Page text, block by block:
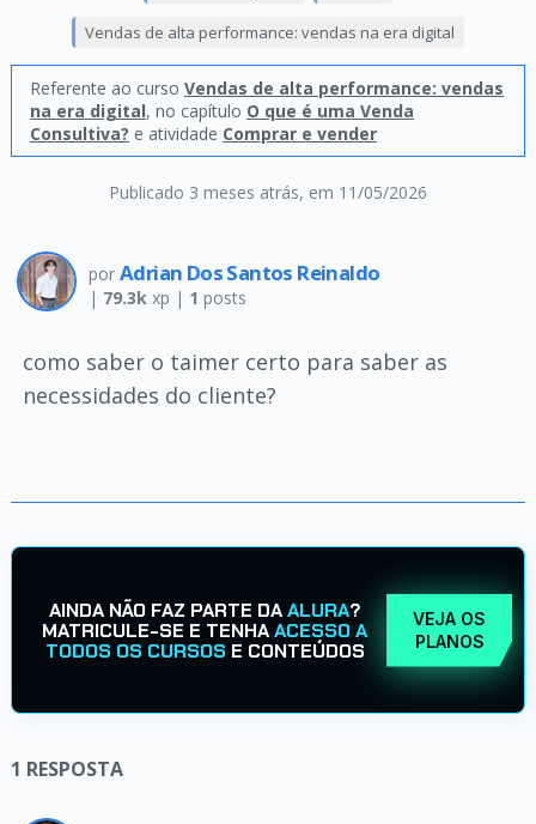
Publicado 3 meses atrás, em 11/05/2026
Vendas de alta performance: vendas na era digital
Referente ao curso Vendas de alta performance: vendas
na era digital, no capítulo O que é uma Venda
Consultiva? e atividade Comprar e vender
por Adrian Dos Santos Reinaldo
| 79.3kxp | 1 posts
como saber o taimer certo para saber as
necessidades do cliente?
AINDA NÃO FAZ PARTE DAALURA?
MATRICULE-SE E TENHAACESSO A
TODOS OS CURSOS E CONTEÚDOS
VEJA OS
PLANOS
1 RESPOSTA